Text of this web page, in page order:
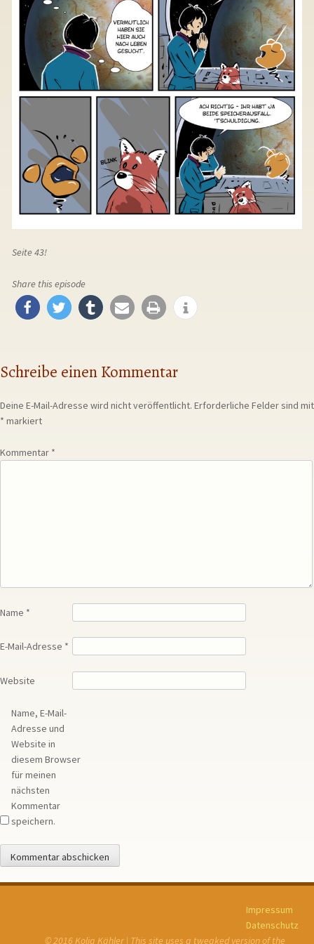
Seite 43!
Share this episode
Schreibe einen Kommentar
Deine E-Mail-Adresse wird nicht veröffentlicht. Erforderliche Felder sind mit
* markiert
Kommentar *
Name *
E-Mail-Adresse *
Website
Name, E-Mail-
Adresse und
Website in
diesem Browser
für meinen
nächsten
Kommentar
speichern.
Impressum
Datenschutz
© 2016 Kolja Kähler | This site uses a tweaked version of the